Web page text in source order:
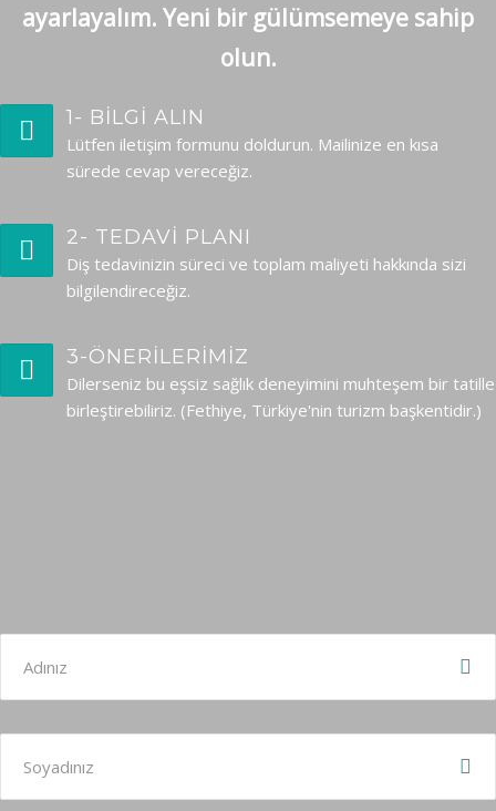
ayarlayalım. Yeni bir gülümsemeye sahip
olun.
1- BİLGİ ALIN
Lütfen iletişim formunu doldurun. Mailinize en kısa
sürede cevap vereceğiz.
2- TEDAVİ PLANI
Diş tedavinizin süreci ve toplam maliyeti hakkında sizi
bilgilendireceğiz.
3-ÖNERİLERİMİZ
Dilerseniz bu eşsiz sağlık deneyimini muhteşem bir tatille
birleştirebiliriz. (Fethiye, Türkiye'nin turizm başkentidir.)